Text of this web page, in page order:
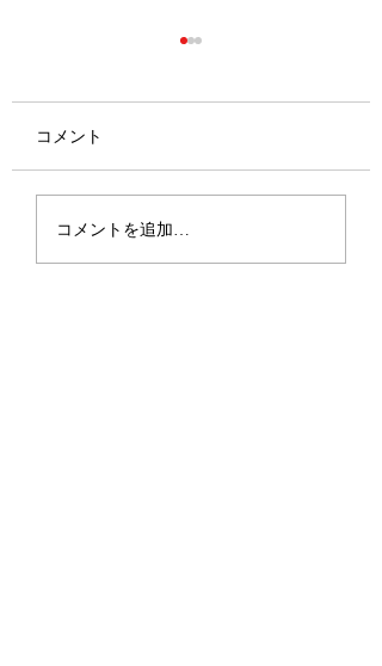
2026.7.20 第44回全国小
コメント
コメントを追加…